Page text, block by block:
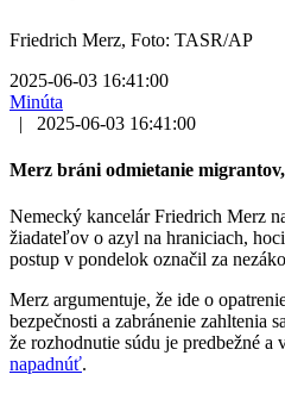
Friedrich Merz, Foto: TASR/AP
2025-06-03 16:41:00
Minúta
|
2025-06-03 16:41:00
Merz bráni odmietanie
Nemecký kancelár Friedrich Merz
žiadateľov o azyl na hraniciach,
postup v pondelok označil za
Merz argumentuje, že ide o
bezpečnosti a zabránenie zahltenia
že rozhodnutie súdu je predbežné a
napadnúť.